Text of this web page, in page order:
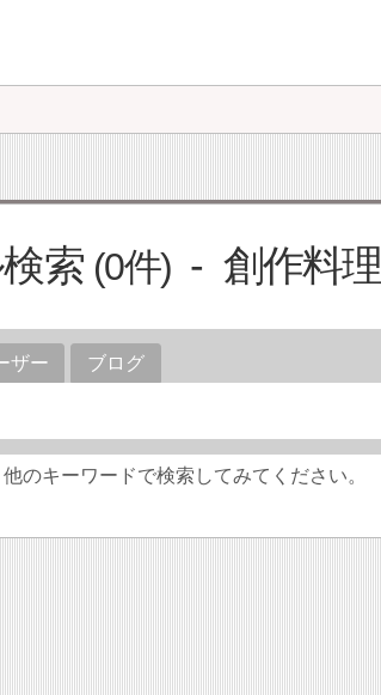
索 0 創作料理
ザー ブログ
のキーワードで検索してみてください。